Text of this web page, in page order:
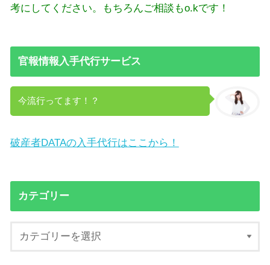
考にしてください。もちろんご相談もo.kです！
官報情報入手代行サービス
今流行ってます！？
破産者DATAの入手代行はここから！
カテゴリー